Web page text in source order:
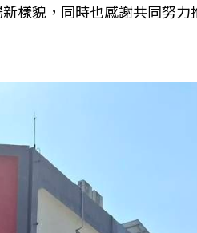
樣貌，同時也感謝共同努力